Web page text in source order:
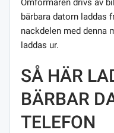
Omformaren drivs av
bärbara datorn laddas
nackdelen med denna
laddas ur.
SÅ HÄR
BÄRBAR
TELEFON